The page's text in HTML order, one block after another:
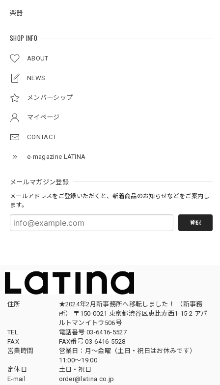
楽器
SHOP INFO
ABOUT
NEWS
メンバーシップ
マイページ
CONTACT
e-magazine LATINA
メールマガジン登録
メールアドレスをご登録いただくと、新着商品のお知らせなどをご案内し
ます。
登録
住所
★2024年2月新事務所へ移転しました！ （新事務
所） 〒150-0021 東京都渋谷区恵比寿西1-15-2 アパ
ルトマンイトウ506号
TEL
電話番号 03-6416-5527
FAX
FAX番号 03-6416-5528
営業時間
営業日：月〜金曜（土日・祝日はお休みです）
11:00〜19:00
定休日
土日・祝日
E-mail
order@latina.co.jp